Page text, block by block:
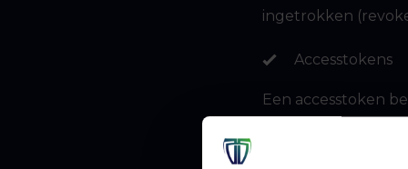
ingetrokken
Accesstokens
Een accesstoken